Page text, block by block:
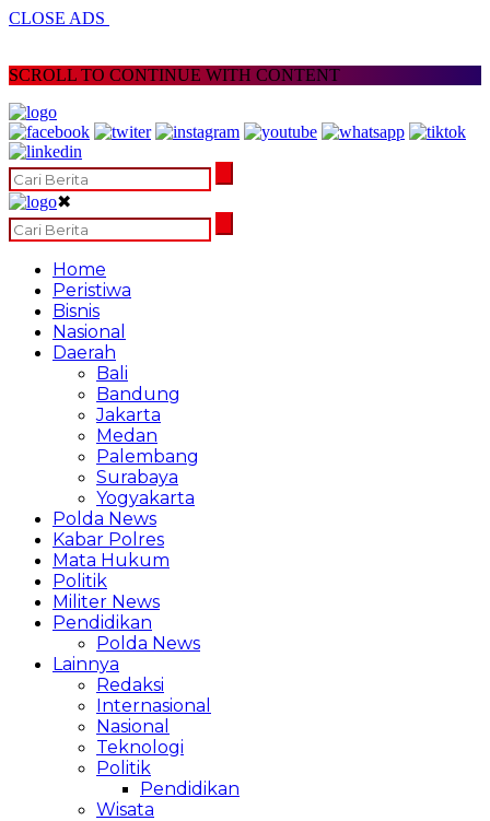
CLOSE ADS
SCROLL TO CONTINUE WITH CONTENT
✖
Home
Peristiwa
Bisnis
Nasional
Daerah
Bali
Bandung
Jakarta
Medan
Palembang
Surabaya
Yogyakarta
Polda News
Kabar Polres
Mata Hukum
Politik
Militer News
Pendidikan
Polda News
Lainnya
Redaksi
Internasional
Nasional
Teknologi
Politik
Pendidikan
Wisata